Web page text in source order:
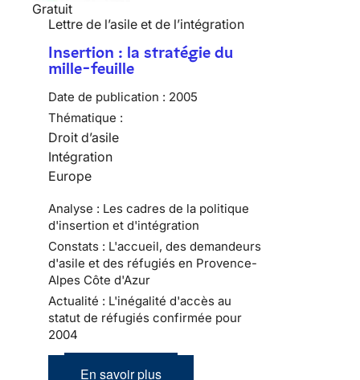
Gratuit
Lettre de l’asile et de l’intégration
Insertion : la stratégie du
mille-feuille
Date de publication : 2005
Thématique :
Droit d’asile
Intégration
Europe
Analyse : Les cadres de la politique
d'insertion et d'intégration
Constats : L'accueil, des demandeurs
d'asile et des réfugiés en Provence-
Alpes Côte d'Azur
Actualité : L'inégalité d'accès au
statut de réfugiés confirmée pour
2004
En savoir plus